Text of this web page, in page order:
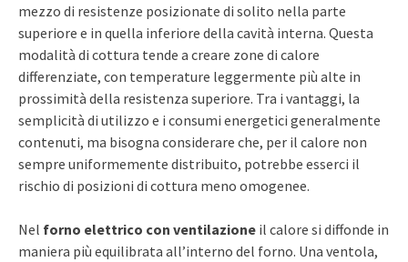
mezzo di resistenze posizionate di solito nella parte
superiore e in quella inferiore della cavità interna. Questa
modalità di cottura tende a creare zone di calore
differenziate, con temperature leggermente più alte in
prossimità della resistenza superiore. Tra i vantaggi, la
semplicità di utilizzo e i consumi energetici generalmente
contenuti, ma bisogna considerare che, per il calore non
sempre uniformemente distribuito, potrebbe esserci il
rischio di posizioni di cottura meno omogenee.
Nel forno elettrico con ventilazione il calore si diffonde in
maniera più equilibrata all’interno del forno. Una ventola,